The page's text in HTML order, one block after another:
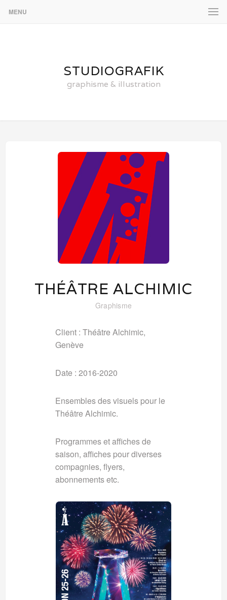
MENU
STUDIOGRAFIK
graphisme & illustration
THÉÂTRE ALCHIMIC
Graphisme
Client : Théâtre Alchimic,
Genève
Date : 2016-2020
Ensembles des visuels pour le
Théâtre Alchimic.
Programmes et affiches de
saison, affiches pour diverses
compagnies, flyers,
abonnements etc.